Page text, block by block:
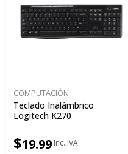
COMPUTACIÓN
Teclado Inalámbrico
Logitech K270
$19.99